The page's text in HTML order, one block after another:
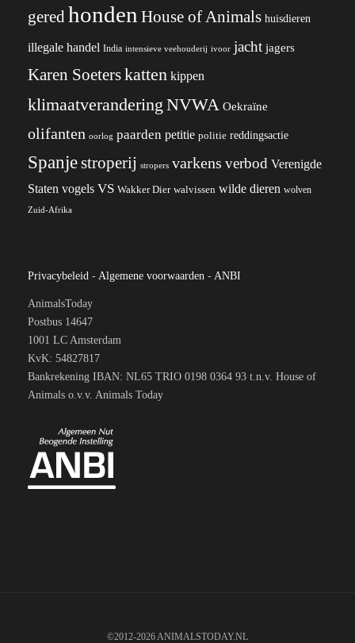
gered honden House of Animals huisdieren
illegale handel India intensieve veehouderij ivoor jacht jagers
Karen Soeterskatten kippen
klimaatverandering NVWA Oekraïne
olifanten oorlog paarden petitie politie reddingsactie
Spanjestroperij stropers varkens verbod Verenigde
Staten vogels VS Wakker Dier walvissen wilde dieren wolven
Zuid-Afrika
Privacybeleid - Algemene voorwaarden - ANBI
AnimalsToday
Postbus 14647
1001 LC Amsterdam
KvK: 54827817
Bankrekening IBAN: NL65 TRIO 0198 0364 93 t.n.v. House of
Animals o.v.v. Animals Today
©2012-2026 ANIMALSTODAY.NL